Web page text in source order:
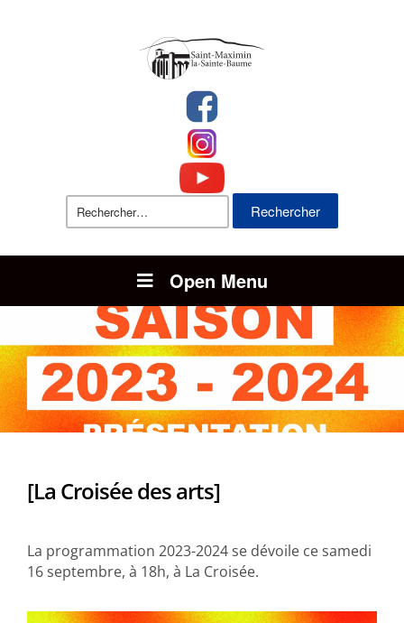
Rechercher :
Open Menu
[La Croisée des arts]
La programmation 2023-2024 se dévoile ce samedi
16 septembre, à 18h, à La Croisée.